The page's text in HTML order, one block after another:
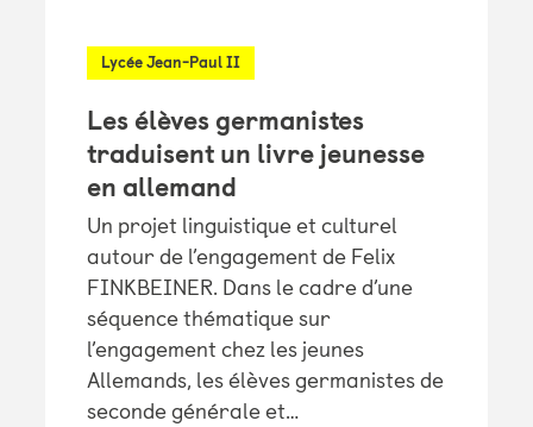
Lycée Jean-Paul II
Les élèves germanistes
traduisent un livre jeunesse
en allemand
Un projet linguistique et culturel
autour de l’engagement de Felix
FINKBEINER. Dans le cadre d’une
séquence thématique sur
l’engagement chez les jeunes
Allemands, les élèves germanistes de
seconde générale et…